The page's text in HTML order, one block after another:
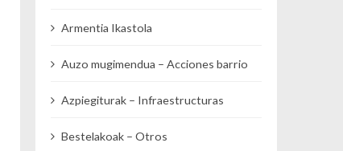
Armentia Ikastola
Auzo mugimendua – Acciones barrio
Azpiegiturak – Infraestructuras
Bestelakoak – Otros